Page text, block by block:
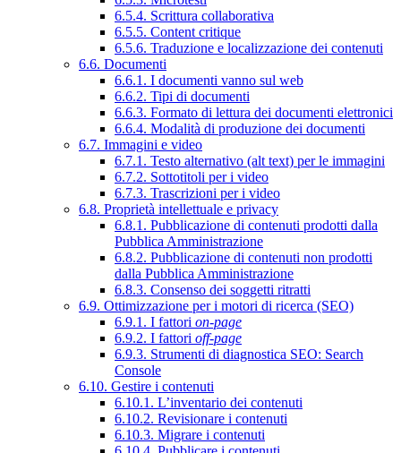
6.5.4. Scrittura collaborativa
6.5.5. Content critique
6.5.6. Traduzione e localizzazione dei contenuti
6.6. Documenti
6.6.1. I documenti vanno sul web
6.6.2. Tipi di documenti
6.6.3. Formato di lettura dei documenti elettronici
6.6.4. Modalità di produzione dei documenti
6.7. Immagini e video
6.7.1. Testo alternativo (alt text) per le immagini
6.7.2. Sottotitoli per i video
6.7.3. Trascrizioni per i video
6.8. Proprietà intellettuale e privacy
6.8.1. Pubblicazione di contenuti prodotti dalla
Pubblica Amministrazione
6.8.2. Pubblicazione di contenuti non prodotti
dalla Pubblica Amministrazione
6.8.3. Consenso dei soggetti ritratti
6.9. Ottimizzazione per i motori di ricerca (SEO)
6.9.1. I fattori on-page
6.9.2. I fattori off-page
6.9.3. Strumenti di diagnostica SEO: Search
Console
6.10. Gestire i contenuti
6.10.1. L’inventario dei contenuti
6.10.2. Revisionare i contenuti
6.10.3. Migrare i contenuti